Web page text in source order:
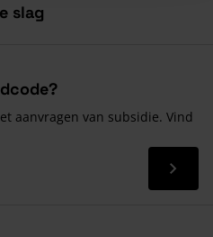
slag
aanvragen van subsidie. Vind
Lees